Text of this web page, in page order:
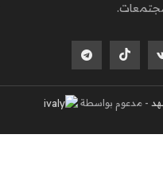
- مدعوم بواسطة